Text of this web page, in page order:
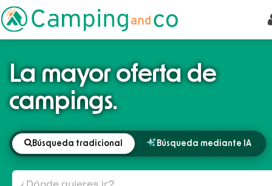
La mayor oferta de
campings.
Búsqueda tradicional Búsqueda mediante IA